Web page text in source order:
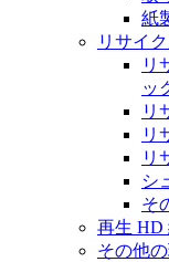
紙
リサイ
リ
ッ
リ
リ
リ
シ
そ
再生 HD
その他